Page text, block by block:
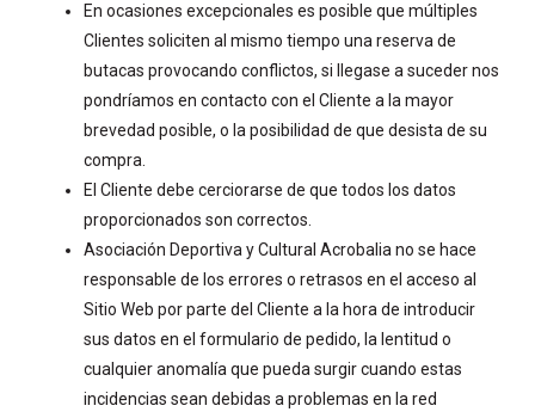
En ocasiones excepcionales es posible que múltiples
Clientes soliciten al mismo tiempo una reserva de
butacas provocando conflictos, si llegase a suceder nos
pondríamos en contacto con el Cliente a la mayor
brevedad posible, o la posibilidad de que desista de su
compra.
El Cliente debe cerciorarse de que todos los datos
proporcionados son correctos.
Asociación Deportiva y Cultural Acrobalia no se hace
responsable de los errores o retrasos en el acceso al
Sitio Web por parte del Cliente a la hora de introducir
sus datos en el formulario de pedido, la lentitud o
cualquier anomalía que pueda surgir cuando estas
incidencias sean debidas a problemas en la red